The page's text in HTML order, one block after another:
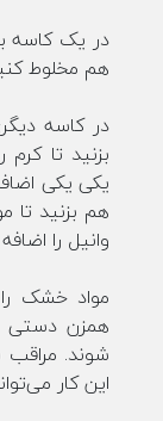
در یک کاسه
هم مخلوط
در کاسه
بزنید تا
یکی یکی
هم بزنید تا
وانیل را
مواد خشک
همزن دستی
شوند. مراقب
این کار